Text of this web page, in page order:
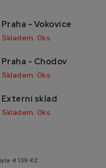
Praha - Vokovice
Skladem: 0ks
Praha - Chodov
Skladem: 0ks
Externí sklad
Skladem: 0ks
4 139 Kč